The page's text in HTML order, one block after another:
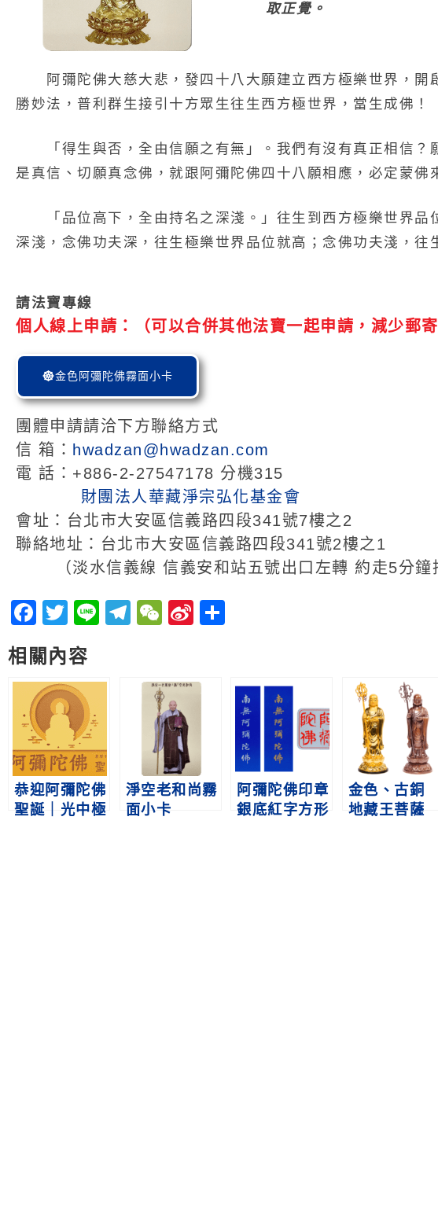
取正覺。
阿彌陀佛大慈大悲，發四十八大願建立西方極樂世界，開
勝妙法，普利群生接引十方眾生往生西方極世界，當生成佛！
「得生與否，全由信願之有無」。我們有沒有真正相信？
是真信、切願真念佛，就跟阿彌陀佛四十八願相應，必定蒙佛
「品位高下，全由持名之深淺。」往生到西方極樂世界品
深淺，念佛功夫深，往生極樂世界品位就高；念佛功夫淺，往
請法寶專線
個人線上申請：（可以合併其他法寶一起申請，減少郵寄
金色阿彌陀佛霧面小卡
團體申請請洽下方聯絡方式
信 箱： hwadzan@hwadzan.com
電 話：+886-2-27547178 分機315
財團法人華藏淨宗弘化基金會
會址：台北市大安區信義路四段341號7樓之2
聯絡地址：台北市大安區信義路四段341號2樓之1
（淡水信義線 信義安和站五號出口左轉 約走5分鐘
Facebook
Twitter
LineTelegram
WeChat
Sina
相關內容
恭迎阿彌陀佛
聖誕｜光中極
淨空老和尚霧
面小卡
阿彌陀佛印章
銀底紅字方形
金色、古銅
地藏王菩薩